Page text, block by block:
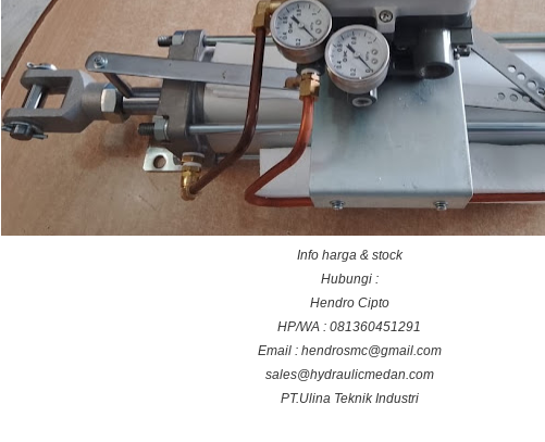
Info harga & stock
Hubungi :
Hendro Cipto
HP/WA : 081360451291
Email : hendrosmc@gmail.com
sales@hydraulicmedan.com
PT.Ulina Teknik Industri